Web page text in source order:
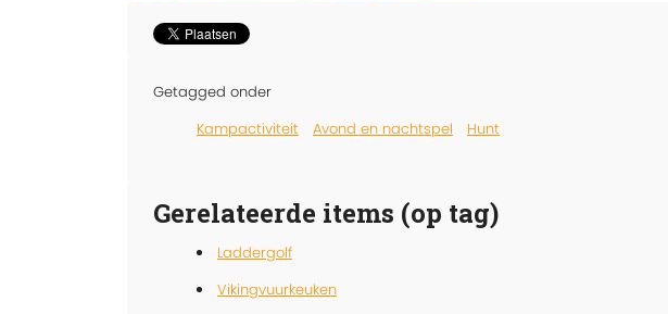
Getagged onder
Kampactiviteit
Avond en nachtspel Hunt
Gerelateerde items (op tag)
Laddergolf
Vikingvuurkeuken